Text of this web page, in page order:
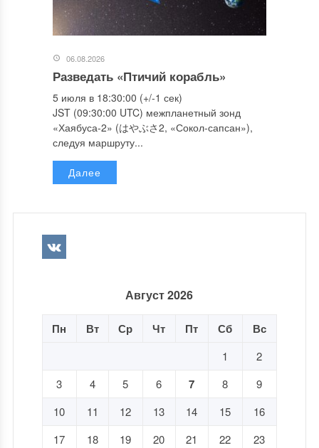
06.08.2026
Разведать «Птичий корабль»
5 июля в 18:30:00 (+/-1 сек)
JST (09:30:00 UTC) межпланетный зонд
«Хаябуса-2» (はやぶさ2, «Сокол-сапсан»),
следуя маршруту...
Далее
Август 2026
Пн Вт Ср Чт Пт Сб Вс
1
2
3
4 5 6 7 8
9
10
11 12 13 14 15
16
17
18 19 20 21 22
23